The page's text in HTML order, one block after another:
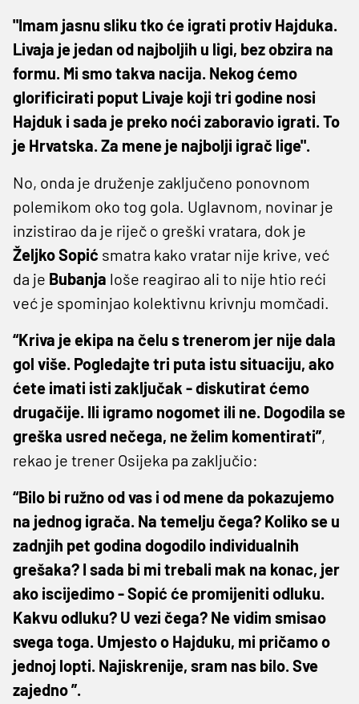
"Imam jasnu sliku tko će igrati protiv Hajduka.
Livaja je jedan od najboljih u ligi, bez obzira na
formu. Mi smo takva nacija. Nekog ćemo
glorificirati poput Livaje koji tri godine nosi
Hajduk i sada je preko noći zaboravio igrati. To
je Hrvatska. Za mene je najbolji igrač lige".
No, onda je druženje zaključeno ponovnom
polemikom oko tog gola. Uglavnom, novinar je
inzistirao da je riječ o greški vratara, dok je
ŽeljkoSopić smatra kako vratar nije krive, već
da je Bubanja loše reagirao ali to nije htio reći
već je spominjao kolektivnu krivnju momčadi.
“Kriva je ekipa na čelu s trenerom jer nije dala
gol više. Pogledajte tri puta istu situaciju, ako
ćete imati isti zaključak - diskutirat ćemo
drugačije. Ili igramo nogomet ili ne. Dogodila se
greška usred nečega, ne želim komentirati”,
rekao je trener Osijeka pa zaključio:
“Bilo bi ružno od vas i od mene da pokazujemo
na jednog igrača. Na temelju čega? Koliko se u
zadnjih pet godina dogodilo individualnih
grešaka? I sada bi mi trebali mak na konac, jer
ako iscijedimo - Sopić će promijeniti odluku.
Kakvu odluku? U vezi čega? Ne vidim smisao
svega toga. Umjesto o Hajduku, mi pričamo o
jednoj lopti. Najiskrenije, sram nas bilo. Sve
zajedno ”.